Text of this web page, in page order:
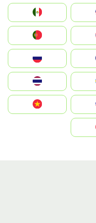
South Korea
Nederland
Portugal
România
Slovensko
United States
Vietnam